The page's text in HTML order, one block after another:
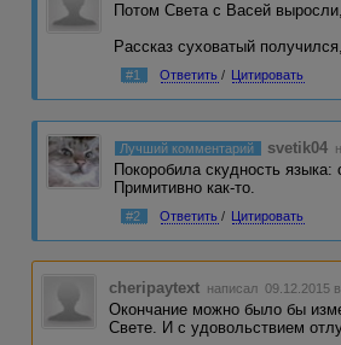
Потом Света с Васей
Рассказ суховатый
#1 Ответить / Цитировать
Лучший комментарий svetik04
Покоробила скудность языка:
Примитивно как-то.
#2 Ответить / Цитировать
cheripaytext написал 09.12.2015
Окончание можно было бы
Свете. И с удовольствием